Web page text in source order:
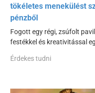
tökéletes menekülést
pénzből
Fogott egy régi, zsúfolt
festékkel és kreativitással
Érdekes tudni